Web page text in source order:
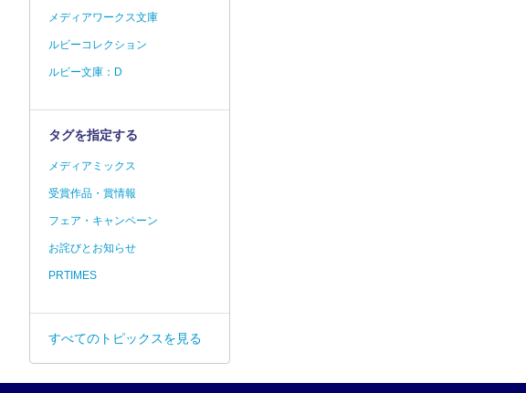
メディアワークス文庫
ルビーコレクション
ルビー文庫：D
タグを指定する
メディアミックス
受賞作品・賞情報
フェア・キャンペーン
お詫びとお知らせ
PRTIMES
すべてのトピックスを見る